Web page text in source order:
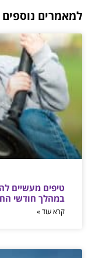
למאמרים
טיפים מעשיים
במהלך חודשי
קרא עוד »